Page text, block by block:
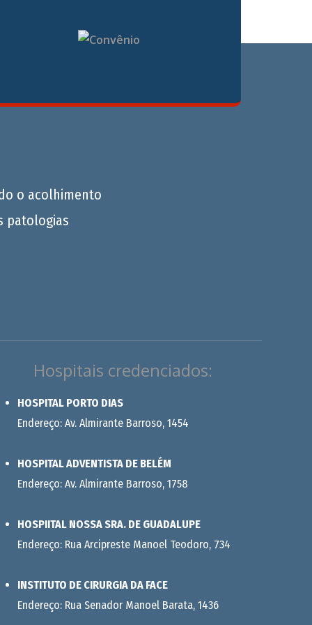
o acolhimento
patologias
Hospitais credenciados:
HOSPITAL PORTO DIAS
Endereço: Av. Almirante Barroso, 1454
HOSPITAL ADVENTISTA DE BELÉM
Endereço: Av. Almirante Barroso, 1758
HOSPIITAL NOSSA SRA. DE GUADALUPE
Endereço: Rua Arcipreste Manoel Teodoro, 734
INSTITUTO DE CIRURGIA DA FACE
Endereço: Rua Senador Manoel Barata, 1436